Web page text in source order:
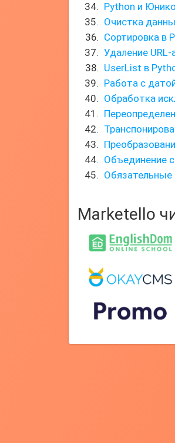
Python и
Очистка
Сортировка в
Удаление
UserList в
Работа с
Обработка
Объединение
Обязательные
Marketello